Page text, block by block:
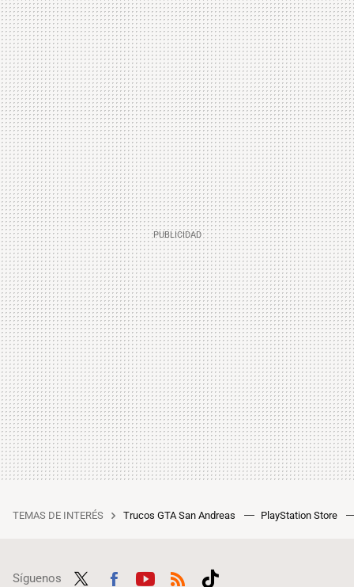
TEMAS DE INTERÉS Trucos GTA San Andreas PlayStation Store
Síguenos